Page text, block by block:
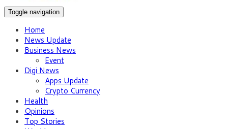
Toggle navigation
Home
News Update
Business News
Event
Digi News
Apps Update
Crypto Currency
Health
Opinions
Top Stories